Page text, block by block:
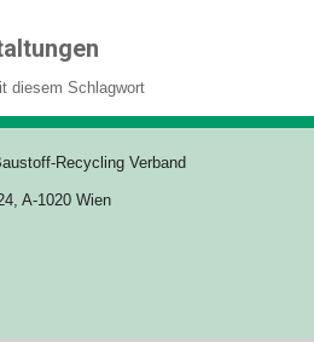
diesem Schlagwort
Recycling Verband
A-1020 Wien